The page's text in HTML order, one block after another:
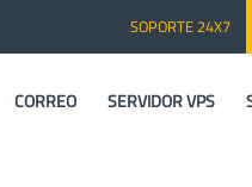
SOPORTE 24X7
CORREO SERVIDOR VPS